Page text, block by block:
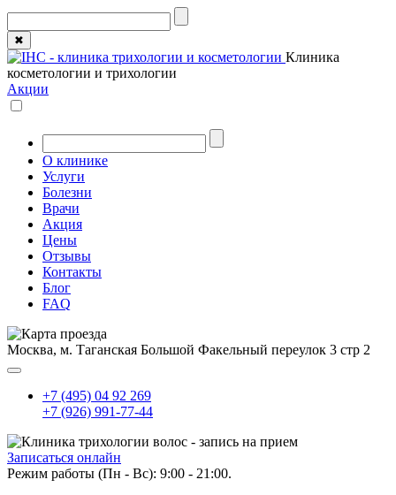
✖
Клиника
косметологии и трихологии
Акции
О клинике
Услуги
Болезни
Врачи
Акция
Цены
Отзывы
Контакты
Блог
FAQ
Москва, м. Таганская Большой Факельный переулок 3 стр 2
+7 (495) 04 92 269
+7 (926) 991-77-44
Записаться онлайн
Режим работы (Пн - Вс): 9:00 - 21:00.